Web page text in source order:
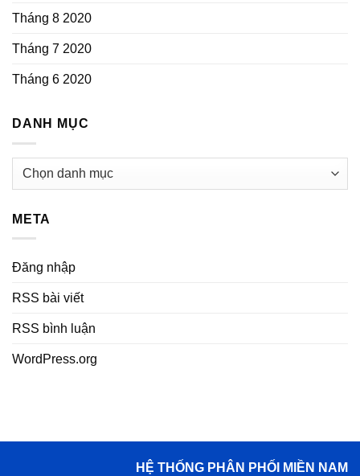
Tháng 8 2020
Tháng 7 2020
Tháng 6 2020
DANH MỤC
Danh
META
Đăng nhập
RSS bài viết
RSS bình luận
WordPress.org
HỆ THỐNG PHÂN PHỐI MIỀN NAM